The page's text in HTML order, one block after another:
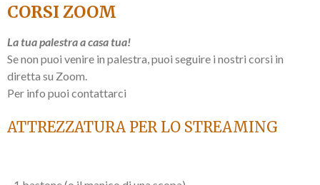
CORSI ZOOM
La tua palestra a casa tua!
Se non puoi venire in palestra, puoi seguire i nostri corsi in
diretta su Zoom.
Per info puoi contattarci
ATTREZZATURA PER LO STREAMING